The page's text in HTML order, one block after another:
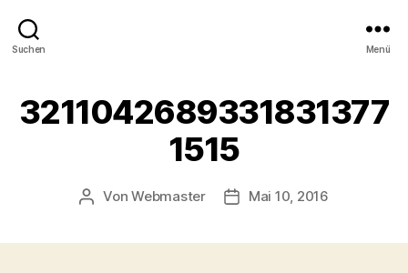
Suchen Menü
3211042689331831377
1515
Beitragsautor
VonWebmaster Beitragsdatum
Mai 10, 2016